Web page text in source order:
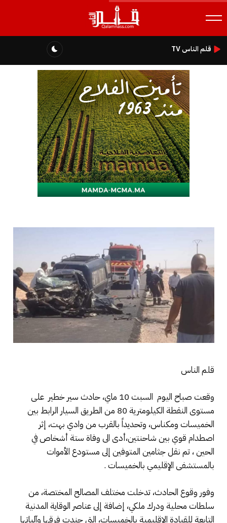
قلم الناس TV
قلم الناس
وقعت صباح اليوم السبت 10 ماي، حادث سير خطير على
مستوى النقطة الكيلومترية 80 من الطريق السيار الرابط بين
الخميسات ومكناس، وتحديداً بالقرب من وادي بهت، إثر
اصطدام قوي بين شاحنتين،أدى الى وفاة ستة أشخاص في
الحين ، تم نقل جثامين المتوفين إلى مستودع الأموات
بالمستشفى الإقليمي بالخميسات .
وفور وقوع الحادث، تدخلت مختلف المصالح المختصة، من
سلطات محلية ودرك ملكي، إضافة إلى عناصر الوقاية المدنية
التابعة للقيادة الإقليمية بالخميسات، التي جندت فرقها وآلياتها